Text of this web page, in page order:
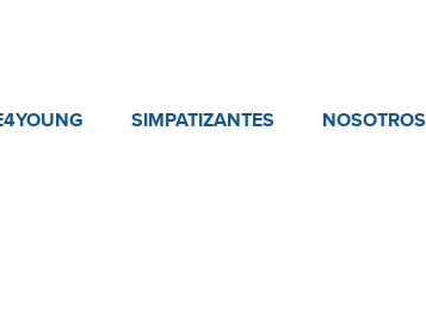
SIMPATIZANTES NOSOTROS